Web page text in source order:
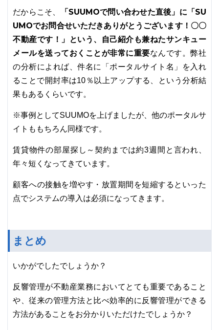
だからこそ、
「SUUMOで問い合わせた直後」に「SU
UMOでお問合せいただきありがとうございます！〇〇
不動産です！」という、自己紹介も兼ねたサンキュー
メールを送っておくことが非常に重要なんです。弊社
の分析によれば、件名に「ポータルサイト名」を入れ
ることで開封率は10％以上アップする、という分析結
果もあるくらいです。
※事例としてSUUMOを上げましたが、他のポータルサ
イトももちろん同様です。
賃貸物件の部屋探し～契約までは約3週間と言われ、
年々短くなってきています。
顧客への接触を増やす・放置期間を短縮するといった
点でシステムの導入は必須になってきます。
まとめ
いかがでしたでしょうか？
反響管理が不動産業務においてとても重要であること
や、従来の管理方法と比べ効率的に反響管理ができる
方法があることをお分かりいただけたでしょうか？